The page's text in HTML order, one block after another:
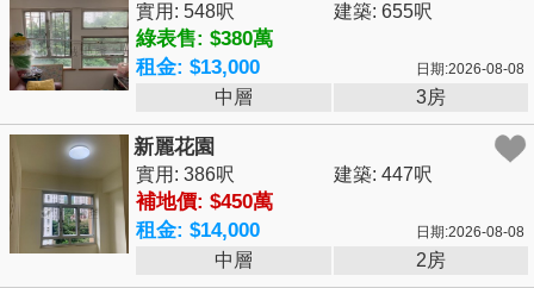
實用: 548呎 建築: 655呎
綠表售: $380萬
租金: $13,000
日期:2026-08-08
中層 3房
新麗花園
實用: 386呎 建築: 447呎
補地價: $450萬
租金: $14,000
日期:2026-08-08
中層 2房